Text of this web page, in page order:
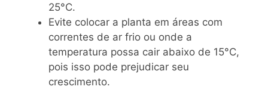
25°C.
Evite colocar a planta em áreas com
correntes de ar frio ou onde a
temperatura possa cair abaixo de 15°C,
pois isso pode prejudicar seu
crescimento.